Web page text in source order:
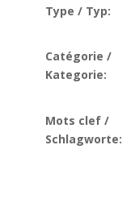
Type / Typ:
Catégorie /
Kategorie:
Mots clef /
Schlagworte: